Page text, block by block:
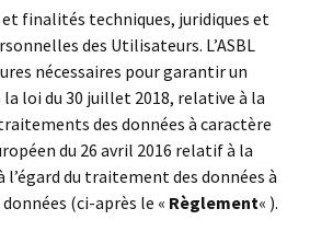
Jour
asbl – Le
de Jour Centre de jour le Palan
d’accueil et SRG les Cabris
Foyers les Colverts
SRG l’horizon
SRG le tremplin
services d’aide SASE les Accores
SAIE le Pas
namurois SAPSE Cap-J
et finalités techniques, juridiques et
des Utilisateurs. L’ASBL
nécessaires pour garantir un
loi du 30 juillet 2018, relative à la
des données à caractère
du 26 avril 2016 relatif à la
du traitement des données à
(ci-après le « Règlement« ).